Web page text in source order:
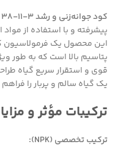
کود جوانه‌زنی و رشد ۳-۱۱-۳۸ حاصلخیز،
این محصول یک فرمولاسیون
پتاسیم بالا است که به طور
قوی و استقرار سریع گیاه
یک گیاه سالم و پربار را
ترکیبات مؤثر و
ترکیب تخصصی (NPK):